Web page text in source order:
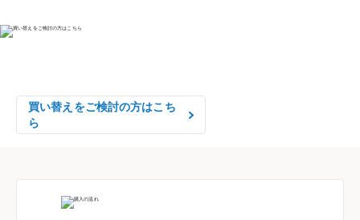
買い替えをご検討の方はこち
ら